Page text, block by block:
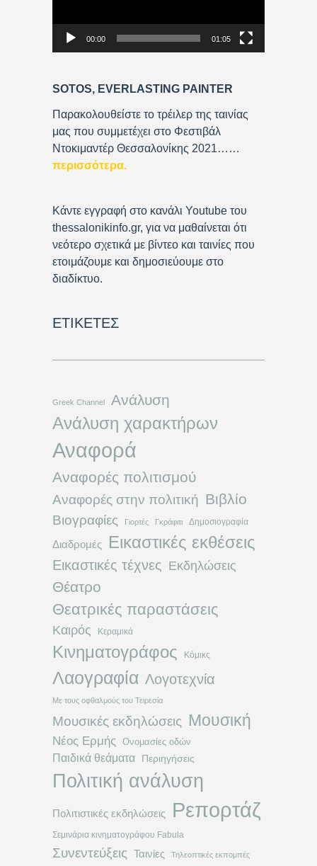
P
e
r
00:00 01:05
SOTOS, EVERLASTING PAINTER
Παρακολουθείστε το τρέιλερ της ταινίας
μας που συμμετέχει στο Φεστιβάλ
Ντοκιμαντέρ Θεσσαλονίκης 2021……
περισσότερα.
Κάντε εγγραφή στο κανάλι Youtube του
thessalonikinfo.gr, για να μαθαίνεται ότι
νεότερο σχετικά με βίντεο και ταινίες που
ετοιμάζουμε και δημοσιεύουμε στο
διαδίκτυο.
ΕΤΙΚΈΤΕΣ
Greek Channel Ανάλυση
Ανάλυση χαρακτήρων
Αναφορά
Αναφορές πολιτισμού
Αναφορές στην πολιτική Βιβλίο
Βιογραφίες Γιορτές Γκράφιτι Δημοσιογραφία
Διαδρομές Εικαστικές εκθέσεις
Εικαστικές τέχνες Εκδηλώσεις
Θέατρο
Θεατρικές παραστάσεις
Καιρός Κεραμικά
Κινηματογράφος Κόμικς
Λαογραφία Λογοτεχνία
Με τους οφθαλμούς του Τειρεσία
Μουσικές εκδηλώσεις Μουσική
Νέος Ερμής Ονομασίες οδών
Παιδικά θεάματα Περιηγήσεις
Πολιτική ανάλυση
Πολιτιστικές εκδηλώσεις Ρεπορτάζ
Σεμινάρια κινηματογράφου Fabula
Συνεντεύξεις Ταινίες Τηλεοπτικές εκπομπές